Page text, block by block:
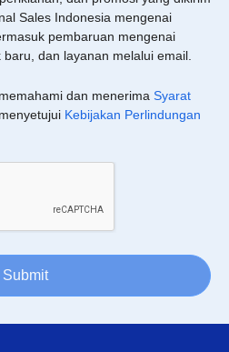
Sales Indonesia mengenai
pembaruan mengenai
dan layanan melalui email.
dan menerima Syarat
Kebijakan Perlindungan
Submit